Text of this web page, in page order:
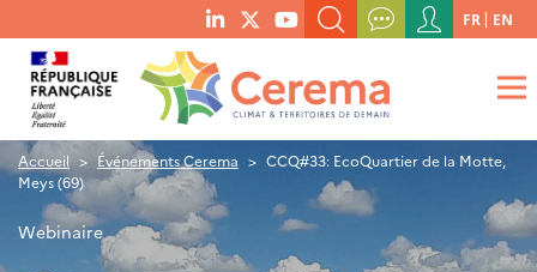
menu
social
links
RECHERCHER UN MOT-CLÉ, UNE PUBLICATION, ETC.
QUE RECHERCHEZ-VOUS ?
Menu
du
compte
de
l'utilisateur
FR EN
Accueil Événements Cerema
CCQ#33: EcoQuartier de la Motte,
Meys (69)
Webinaire